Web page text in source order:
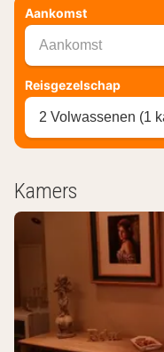
Aankomst
Aankomst
Reisgezelschap
2 Volwassenen (1
Kamers